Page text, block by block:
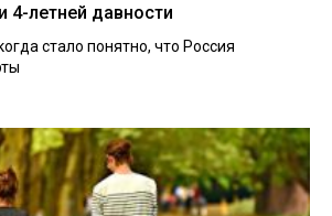
4-летней давности
стало понятно, что Россия